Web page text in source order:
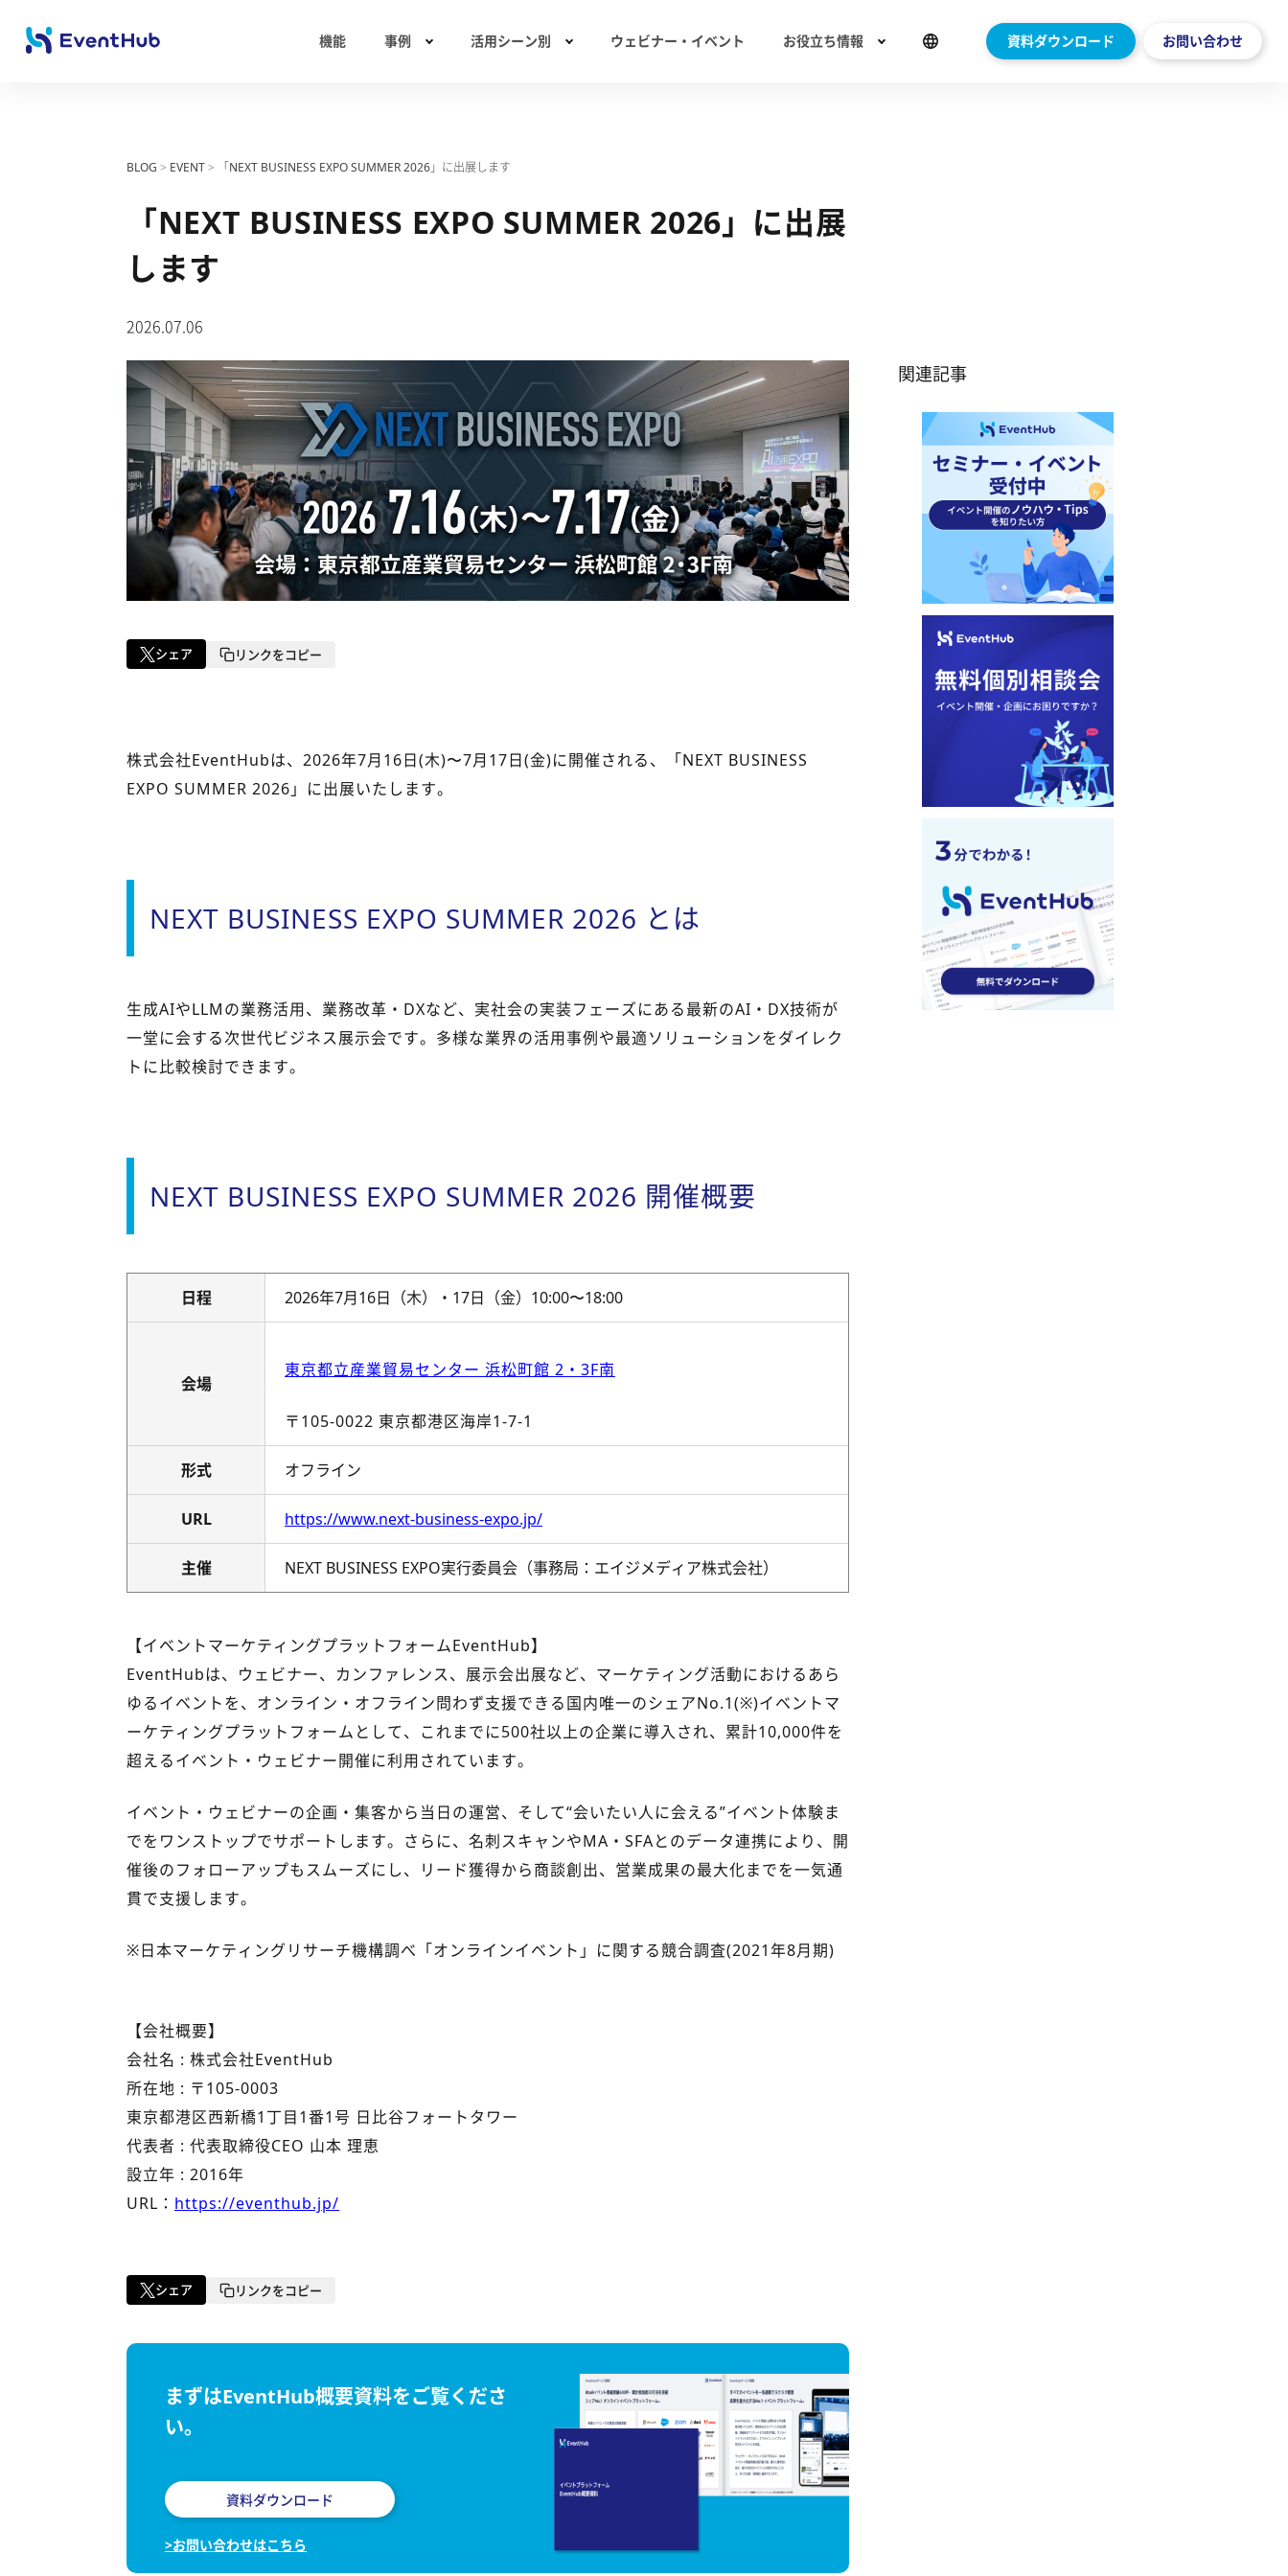
機能 事例 活用シーン別 ウェビナー・イベント お役立ち情報 資料ダウンロード お問い合わせ
BLOG > EVENT> 「NEXT BUSINESS EXPO SUMMER 2026」に出展します
「NEXT BUSINESS EXPO SUMMER 2026」に出展
します
2026.07.06
シェア リンクをコピー
株式会社EventHubは、2026年7月16日(木)〜7月17日(金)に開催される、「NEXT BUSINESS
EXPO SUMMER 2026」に出展いたします。
NEXT BUSINESS EXPO SUMMER 2026 とは
生成AIやLLMの業務活用、業務改革・DXなど、実社会の実装フェーズにある最新のAI・DX技術が
一堂に会する次世代ビジネス展示会です。多様な業界の活用事例や最適ソリューションをダイレク
トに比較検討できます。
NEXT BUSINESS EXPO SUMMER 2026 開催概要
日程 2026年7月16日（木）・17日（金）10:00〜18:00
会場
東京都立産業貿易センター 浜松町館 2・3F南
〒105-0022 東京都港区海岸1-7-1
形式 オフライン
URL https://www.next-business-expo.jp/
主催 NEXT BUSINESS EXPO実行委員会（事務局：エイジメディア株式会社）
【イベントマーケティングプラットフォームEventHub】
EventHubは、ウェビナー、カンファレンス、展示会出展など、マーケティング活動におけるあら
ゆるイベントを、オンライン・オフライン問わず支援できる国内唯一のシェアNo.1(※)イベントマ
ーケティングプラットフォームとして、これまでに500社以上の企業に導入され、累計10,000件を
超えるイベント・ウェビナー開催に利用されています。
イベント・ウェビナーの企画・集客から当日の運営、そして“会いたい人に会える”イベント体験ま
でをワンストップでサポートします。さらに、名刺スキャンやMA・SFAとのデータ連携により、開
催後のフォローアップもスムーズにし、リード獲得から商談創出、営業成果の最大化までを一気通
貫で支援します。
※日本マーケティングリサーチ機構調べ「オンラインイベント」に関する競合調査(2021年8月期)
【会社概要】
会社名 : 株式会社EventHub
所在地 : 〒105-0003
東京都港区西新橋1丁目1番1号 日比谷フォートタワー
代表者 : 代表取締役CEO 山本 理恵
設立年 : 2016年
URL： https://eventhub.jp/
シェア リンクをコピー
まずはEventHub概要資料をご覧くださ
い。
資料ダウンロード
>お問い合わせはこちら
関連記事